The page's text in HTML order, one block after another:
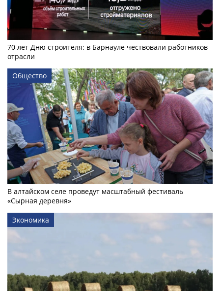
70 лет Дню строителя: в Барнауле чествовали работников
отрасли
Общество
В алтайском селе проведут масштабный фестиваль
«Сырная деревня»
Экономика